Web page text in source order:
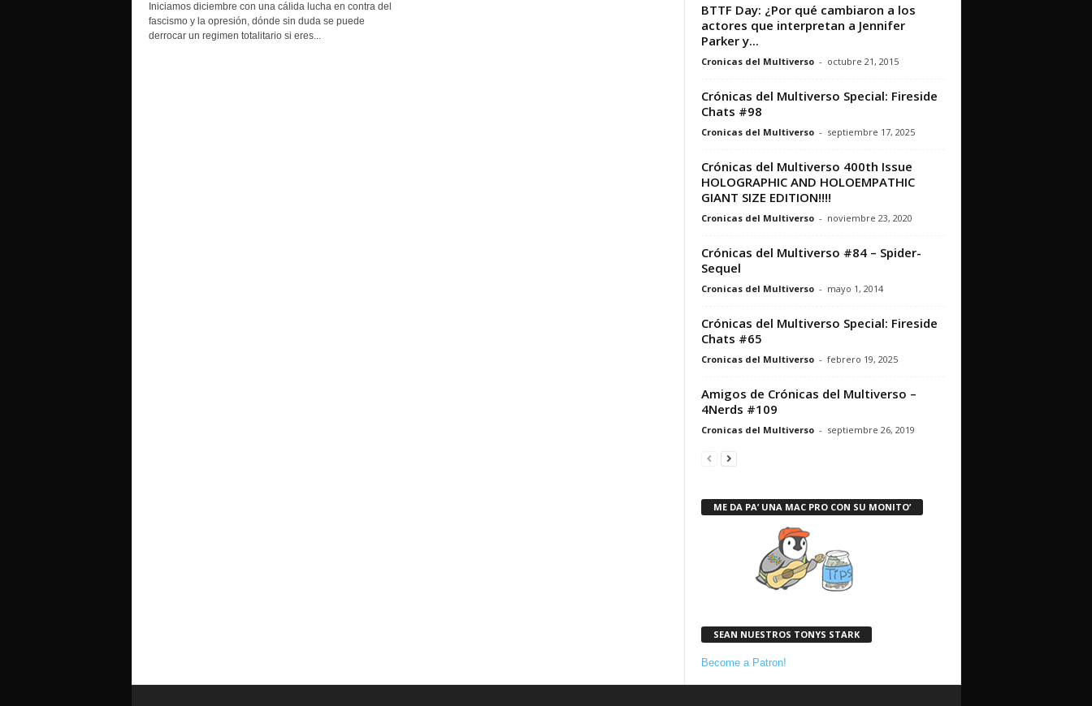
Iniciamos diciembre con una cálida lucha en contra del
fascismo y la opresión, dónde sin duda se puede
derrocar un regimen totalitario si eres...
BTTF Day: ¿Por qué cambiaron a los
actores que interpretan a Jennifer
Parker y...
Cronicas del Multiverso - octubre 21, 2015
Crónicas del Multiverso Special: Fireside
Chats #98
Cronicas del Multiverso - septiembre 17, 2025
Crónicas del Multiverso 400th Issue
HOLOGRAPHIC AND HOLOEMPATHIC
GIANT SIZE EDITION!!!!
Cronicas del Multiverso - noviembre 23, 2020
Crónicas del Multiverso #84 – Spider-
Sequel
Cronicas del Multiverso - mayo 1, 2014
Crónicas del Multiverso Special: Fireside
Chats #65
Cronicas del Multiverso - febrero 19, 2025
Amigos de Crónicas del Multiverso –
4Nerds #109
Cronicas del Multiverso - septiembre 26, 2019
ME DA PA’ UNA MAC PRO CON SU MONITO’
SEAN NUESTROS TONYS STARK
Become a Patron!